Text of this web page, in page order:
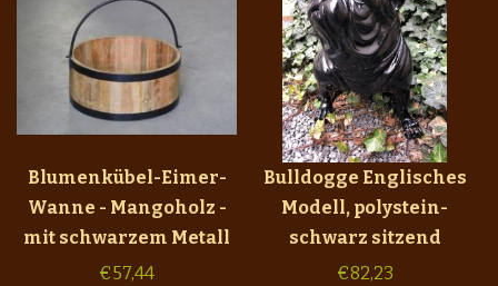
Blumenkübel-Eimer-
Wanne - Mangoholz -
mit schwarzem Metall
€57,44
Bulldogge Englisches
Modell, polystein-
schwarz sitzend
€82,23